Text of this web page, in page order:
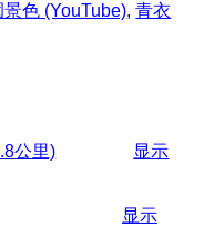
色 (YouTube),青衣
公里)
显示
显示